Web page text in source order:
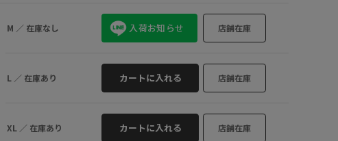
M ／ 在庫なし 入荷お知らせ 店舗在庫
L ／ 在庫あり カートに入れる 店舗在庫
XL ／ 在庫あり カートに入れる 店舗在庫